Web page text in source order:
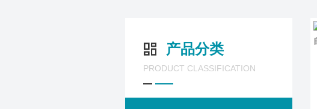
产品分类
PRODUCT CLASSIFICATION